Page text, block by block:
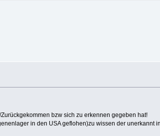
bzw sich zu erkennen gegeben hat!
in den USA geflohen)zu wissen der unerkannt